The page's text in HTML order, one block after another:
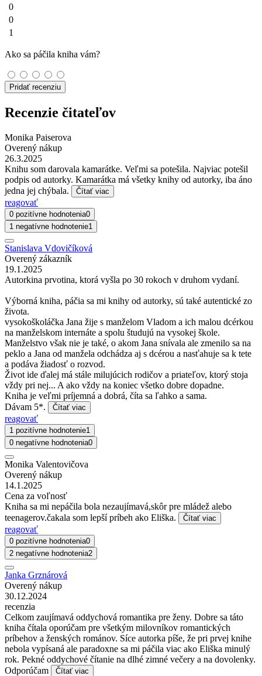
0
0
1
Ako sa páčila kniha vám?
Pridať recenziu
Recenzie čitateľov
Monika Paiserova
Overený nákup
26.3.2025
Knihu som darovala kamarátke. Veľmi sa potešila. Najviac potešil
podpis od autorky. Kamarátka má všetky knihy od autorky, iba áno
jedna jej chýbala.
Čítať viac
reagovať
0 pozitívne hodnotenia0
1 negatívne hodnotenie1
Stanislava Vdovičíková
Overený zákazník
19.1.2025
Autorkina prvotina, ktorá vyšla po 30 rokoch v druhom vydaní.
Výborná kniha, páčia sa mi knihy od autorky, sú také autentické zo
života.
vysokoškoláčka Jana žije s manželom Vladom a ich malou dcérkou
na manželskom internáte a spolu študujú na vysokej škole.
Manželstvo však nie je také, o akom Jana snívala ale zmenilo sa na
peklo a Jana od manžela odchádza aj s dcérou a nasťahuje sa k tete
a podáva žiadosť o rozvod.
Život ide ďalej má stále milujúcich rodičov a priateľov, ktorý stoja
vždy pri nej... A ako vždy na koniec všetko dobre dopadne.
Kniha je veľmi príjemná a dobrá, číta sa ľahko a sama.
Dávam 5*.
Čítať viac
reagovať
1 pozitívne hodnotenie1
0 negatívne hodnotenia0
Monika Valentovičova
Overený nákup
14.1.2025
Cena za voľnosť
Kniha sa mi nepáčila bola nezaujímavá,skôr pre mládež alebo
teenagerov.čakala som lepší príbeh ako Eliška.
Čítať viac
reagovať
0 pozitívne hodnotenia0
2 negatívne hodnotenia2
Janka Grznárová
Overený nákup
30.12.2024
recenzia
Celkom zaujímavá oddychová romantika pre ženy. Dobre sa táto
kniha čítala oporúčam pre všetkým milovníkov romantických
príbehov a ženských románov. Síce autorka píše, že pri prvej knihe
nebola vypísaná ale paradoxne sa mi páčila viac ako Eliška minulý
rok. Pekné oddychové čítanie na dlhé zimné večery a na dovolenky.
Odporúčam
Čítať viac